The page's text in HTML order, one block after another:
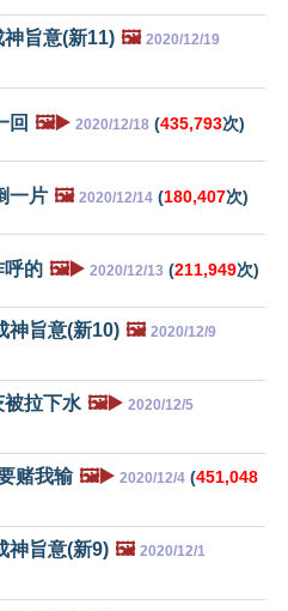
旨意(新11) 🖼️ 2020/12/19
回 🖼️▶️ 2020/12/18 (435,793次)
一片 🖼️ 2020/12/14 (180,407次)
呼的 🖼️▶️ 2020/12/13 (211,949次)
神旨意(新10) 🖼️ 2020/12/9
被拉下水 🖼️▶️ 2020/12/5
赌我输 🖼️▶️ 2020/12/4 (451,048
神旨意(新9) 🖼️ 2020/12/1